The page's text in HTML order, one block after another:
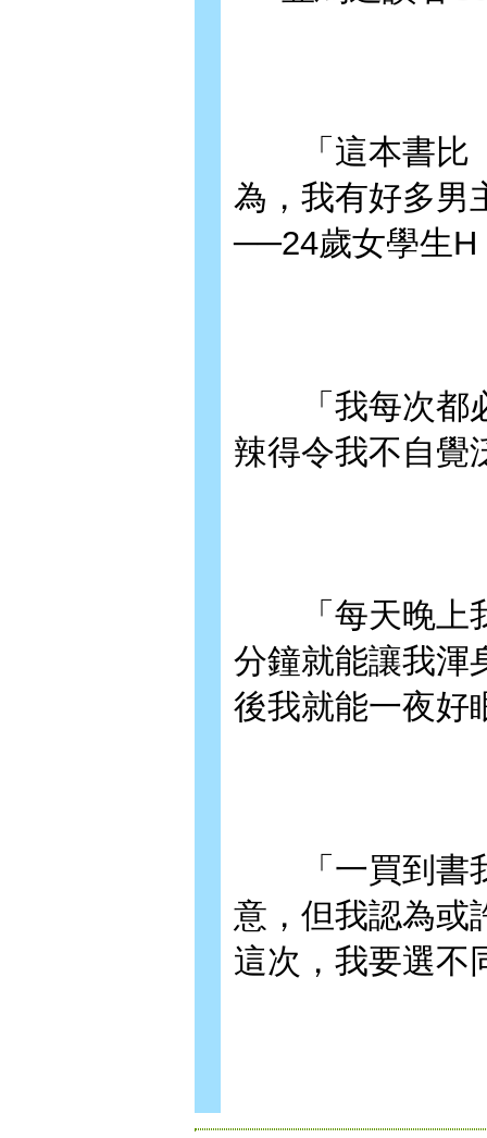
「這本書比《
為，我有好多男
──24歲女學生H
「我每次都必
辣得令我不自
「每天晚上我
分鐘就能讓我渾
後我就能一夜
「一買到書我
意，但我認為或
這次，我要選不